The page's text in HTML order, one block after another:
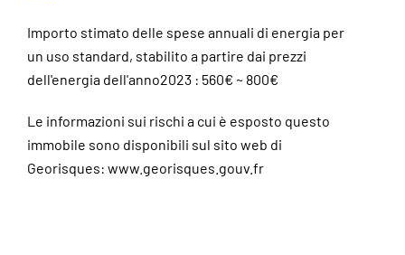
Importo stimato delle spese annuali di energia per
un uso standard, stabilito a partire dai prezzi
dell'energia dell'anno2023 : 560€ ~ 800€
Le informazioni sui rischi a cui è esposto questo
immobile sono disponibili sul sito web di
Georisques: www.georisques.gouv.fr